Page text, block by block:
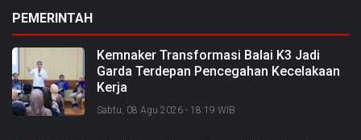
PEMERINTAH
Kemnaker Transformasi Balai K3 Jadi
Garda Terdepan Pencegahan Kecelakaan
Kerja
Sabtu, 08 Agu 2026 - 18:19 WIB